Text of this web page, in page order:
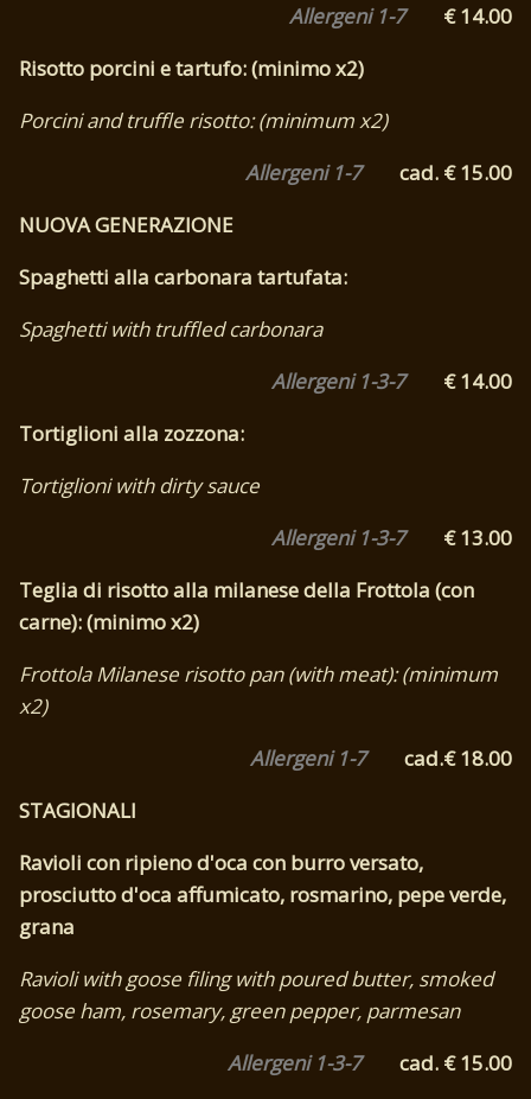
Allergeni 1-7
€ 14.00
Risotto porcini e tartufo: (minimo x2)
Porcini and truffle risotto: (minimum x2)
Allergeni 1-7
cad. € 15.00
NUOVA GENERAZIONE
Spaghetti alla carbonara tartufata:
Spaghetti with truffled carbonara
Allergeni 1-3-7
€ 14.00
Tortiglioni alla zozzona:
Tortiglioni with dirty sauce
Allergeni 1-3-7
€ 13.00
Teglia di risotto alla milanese della Frottola (con
carne): (minimo x2)
Frottola Milanese risotto pan (with meat): (minimum
x2)
Allergeni 1-7
cad.€ 18.00
STAGIONALI
Ravioli con ripieno d'oca con burro versato,
prosciutto d'oca affumicato, rosmarino, pepe verde,
grana
Ravioli with goose filing with poured butter, smoked
goose ham, rosemary, green pepper, parmesan
Allergeni 1-3-7
cad. € 15.00